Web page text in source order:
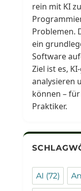
rein mit KI
Problemen.
ein
Software
Ziel ist es,
analysieren
können –
Praktiker.
AI (72)